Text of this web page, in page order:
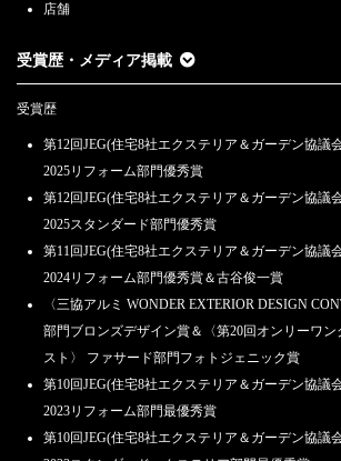
店舗
受賞歴・メディア掲載
受賞歴
第12回JEG(住宅8社エクステリア＆ガーデン協議
2025リフォーム部門優秀賞
第12回JEG(住宅8社エクステリア＆ガーデン協議
2025スタンダード部門優秀賞
第11回JEG(住宅8社エクステリア＆ガーデン協議
2024リフォーム部門優秀賞＆古谷俊一賞
〈三協アルミ WONDER EXTERIOR DESIGN
部門ブロンズデザイン賞＆〈第20回オンリーワ
スト〉 ファサード部門フォトジェニック賞
第10回JEG(住宅8社エクステリア＆ガーデン協議
2023リフォーム部門最優秀賞
第10回JEG(住宅8社エクステリア＆ガーデン協議